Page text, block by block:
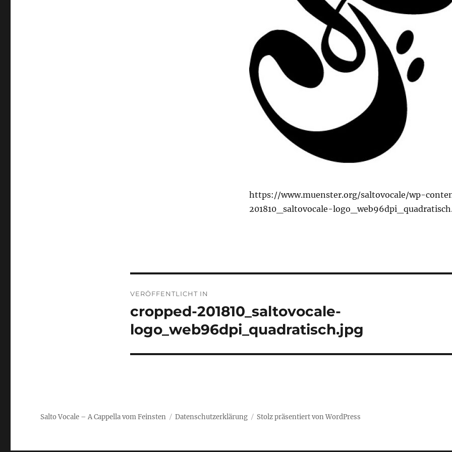
https://www.muenster.org/saltovocale/wp-
201810_saltovocale-
VERÖFFENTLICHT IN
cropped-201810_saltovocale-
logo_web96dpi_quadratisch.jpg
Salto Vocale – A Cappella vom Feinsten Datenschutzerklärung Stolz präsentiert von WordPress